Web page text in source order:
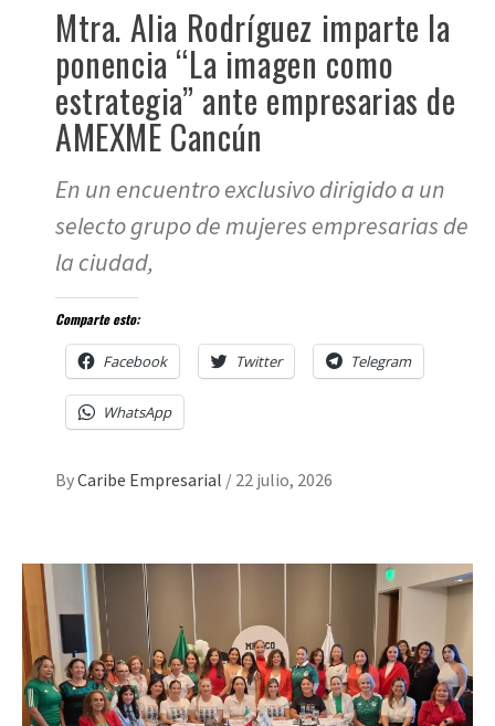
Mtra. Alia Rodríguez imparte la
ponencia “La imagen como
estrategia” ante empresarias de
AMEXME Cancún
En un encuentro exclusivo dirigido a un
selecto grupo de mujeres empresarias de
la ciudad,
Comparte esto:
Facebook Twitter Telegram
WhatsApp
ByCaribe Empresarial / 22 julio, 2026